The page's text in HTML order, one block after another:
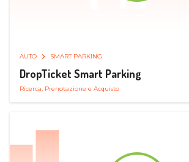
AUTO SMART PARKING
DropTicket Smart Parking
Ricerca, Prenotazione e Acquisto